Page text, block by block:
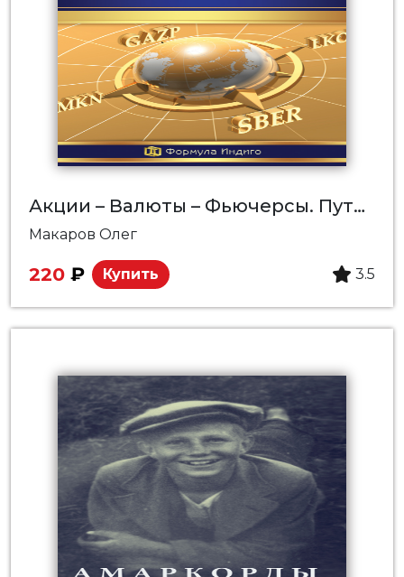
Акции – Валюты – Фьючерсы. Путешествие дилетантов
Макаров Олег
220 ₽ Купить 3.5